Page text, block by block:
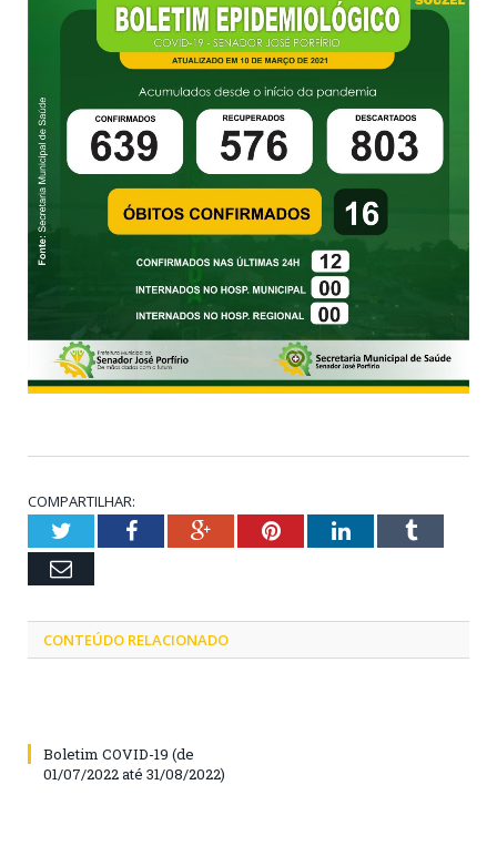
COMPARTILHAR:
TwitterFacebookGoogle+PinterestLinkedInTumblr
Email
CONTEÚDO RELACIONADO
Boletim COVID-19 (de
01/07/2022 até 31/08/2022)